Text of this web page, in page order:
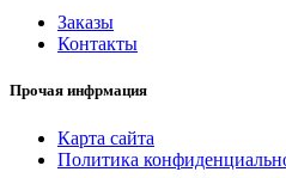
Заказы
Контакты
Прочая инфрмация
Карта сайта
Политика